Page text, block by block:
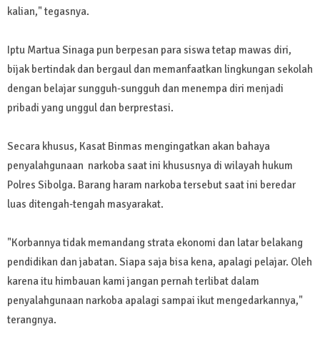
kalian," tegasnya.
Iptu Martua Sinaga pun berpesan para siswa tetap mawas diri,
bijak bertindak dan bergaul dan memanfaatkan lingkungan sekolah
dengan belajar sungguh-sungguh dan menempa diri menjadi
pribadi yang unggul dan berprestasi.
Secara khusus, Kasat Binmas mengingatkan akan bahaya
penyalahgunaan narkoba saat ini khususnya di wilayah hukum
Polres Sibolga. Barang haram narkoba tersebut saat ini beredar
luas ditengah-tengah masyarakat.
"Korbannya tidak memandang strata ekonomi dan latar belakang
pendidikan dan jabatan. Siapa saja bisa kena, apalagi pelajar. Oleh
karena itu himbauan kami jangan pernah terlibat dalam
penyalahgunaan narkoba apalagi sampai ikut mengedarkannya,"
terangnya.